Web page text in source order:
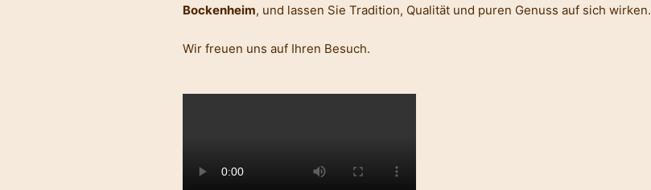
Bockenheim, und lassen Sie Tradition, Qualität und puren Genuss auf sich wirken.
Wir freuen uns auf Ihren Besuch.